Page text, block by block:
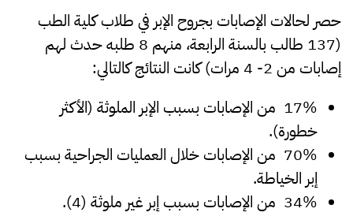
حصر لحالات الإصابات بجروح الإبر في طلاب كلية الطب
(137 طالب بالسنة الرابعة، منهم 8 طلبه حدث لهم
إصابات من 2- 4 مرات) كانت النتائج كالتالي:
17% من الإصابات بسبب الإبر الملوثة (الأكثر
خطورة).
70% من الإصابات خلال العمليات الجراحية بسبب
إبر الخياطة.
34% من الإصابات بسبب إبر غير ملوثة (4).